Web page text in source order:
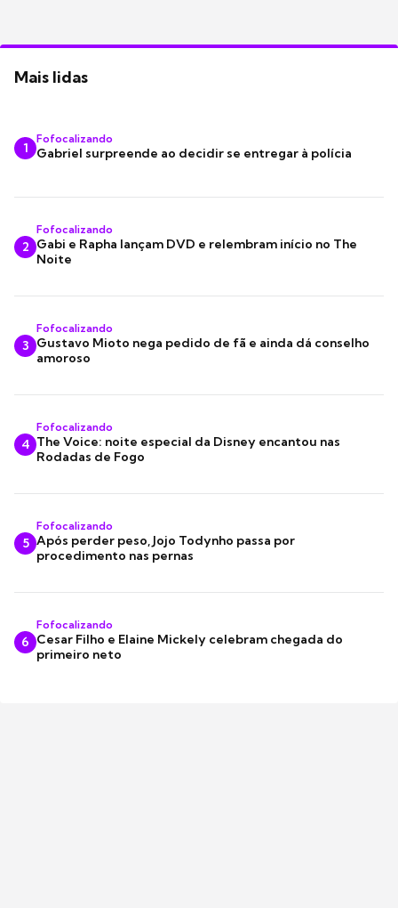
Mais lidas
1
Fofocalizando
Gabriel surpreende ao decidir se entregar à polícia
2
Fofocalizando
Gabi e Rapha lançam DVD e relembram início no The
Noite
3
Fofocalizando
Gustavo Mioto nega pedido de fã e ainda dá conselho
amoroso
4
Fofocalizando
The Voice: noite especial da Disney encantou nas
Rodadas de Fogo
5
Fofocalizando
Após perder peso, Jojo Todynho passa por
procedimento nas pernas
6
Fofocalizando
Cesar Filho e Elaine Mickely celebram chegada do
primeiro neto